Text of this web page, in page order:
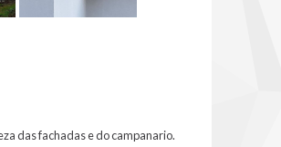
das fachadas e do campanario.